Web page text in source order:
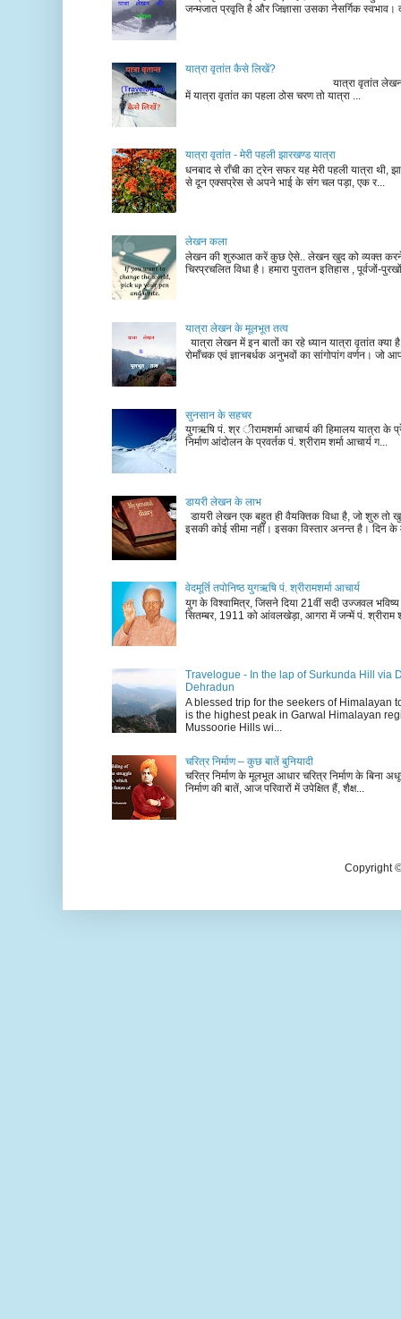
जन्मजात प्रवृति है और जिज्ञासा उसका नैसर्गिक स्वभाव।
यात्रा वृतांत कैसे लिखें?
यात्रा वृतांत लेखन के चरण
में यात्रा वृतांत का पहला ठोस चरण तो यात्रा ...
यात्रा वृतांत - मेरी पहली झारखण्ड यात्रा
धनबाद से राँची का ट्रेन सफर यह मेरी पहली यात्रा थी,
से दून एक्सप्रेस से अपने भाई के संग चल पड़ा, एक र...
लेखन कला
लेखन की शुरुआत करें कुछ ऐसे.. लेखन खुद को व्यक्त
चिरप्रचलित विधा है। हमारा पुरातन इतिहास , पूर्वजों-
यात्रा लेखन के मूलभूत तत्व
यात्रा लेखन में इन बातों का रहे ध्यान यात्रा वृतांत क्या
रोमाँचक एवं ज्ञानबर्धक अनुभवों का सांगोपांग वर्णन। जो
सुनसान के सहचर
युगऋषि पं. श्र ीरामशर्मा आचार्य की हिमालय यात्रा के
निर्माण आंदोलन के प्रवर्तक पं. श्रीराम शर्मा आचार्य ग...
डायरी लेखन के लाभ
डायरी लेखन एक बहुत ही वैयक्तिक विधा है, जो शुरु तो
इसकी कोई सीमा नहीं। इसका विस्तार अनन्त है। दिन के
वेदमूर्ति तपोनिष्ठ युगऋषि पं. श्रीरामशर्मा आचार्य
युग के विश्वामित्र, जिसने दिया 21वीं सदी उज्जवल भविष्य
सितम्बर, 1911 को आंवलखेड़ा, आगरा में जन्में पं. श्रीराम
Travelogue - In the lap of Surkunda Hill via
Dehradun
A blessed trip for the seekers of Himalayan
is the highest peak in Garwal Himalayan
Mussoorie Hills wi...
चरित्र निर्माण – कुछ बातें बुनियादी
चरित्र निर्माण के मूलभूत आधार चरित्र निर्माण के बिना
निर्माण की बातें, आज परिवारों में उपेक्षित हैं, शैक्ष...
Copyright